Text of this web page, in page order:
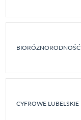
BIORÓŻNORODNOŚĆ
CYFROWE LUBELSKIE